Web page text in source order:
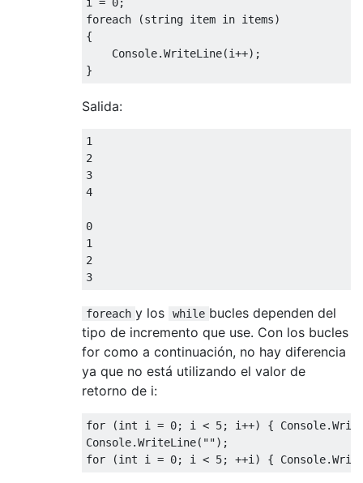
foreach (string item in items)
{
    Console.WriteLine(i++);
Salida:
1
2
3
4
0
1
2
foreach y los while bucles dependen del
tipo de incremento que use. Con los bucles
for como a continuación, no hay diferencia
ya que no está utilizando el valor de
retorno de i:
for (int i = 0; i < 5; i++) {
Console.WriteLine("");